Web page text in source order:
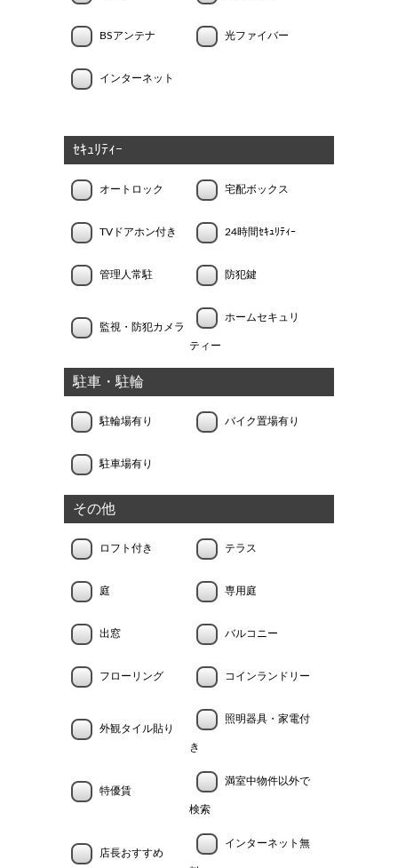
BSアンテナ 光ファイバー
インターネット
ｾｷｭﾘﾃｨｰ
オートロック 宅配ボックス
TVドアホン付き 24時間ｾｷｭﾘﾃｨｰ
管理人常駐 防犯鍵
監視・防犯カメラ
ホームセキュリ
ティー
駐車・駐輪
駐輪場有り バイク置場有り
駐車場有り
その他
ロフト付き テラス
庭 専用庭
出窓 バルコニー
フローリング コインランドリー
外観タイル貼り
照明器具・家電付
き
特優賃
満室中物件以外で
検索
店長おすすめ
インターネット無